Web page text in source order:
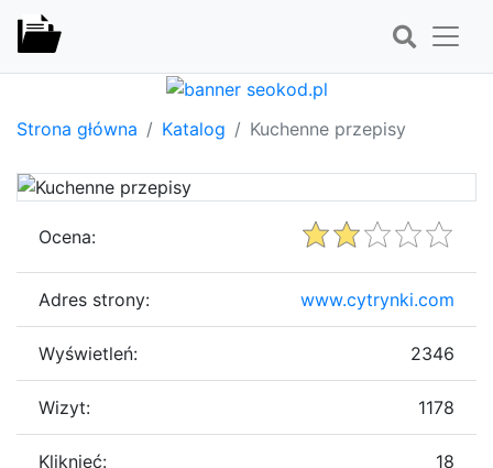
Strona główna Katalog Kuchenne przepisy
Ocena:
Adres strony: www.cytrynki.com
Wyświetleń: 2346
Wizyt: 1178
Kliknięć: 18